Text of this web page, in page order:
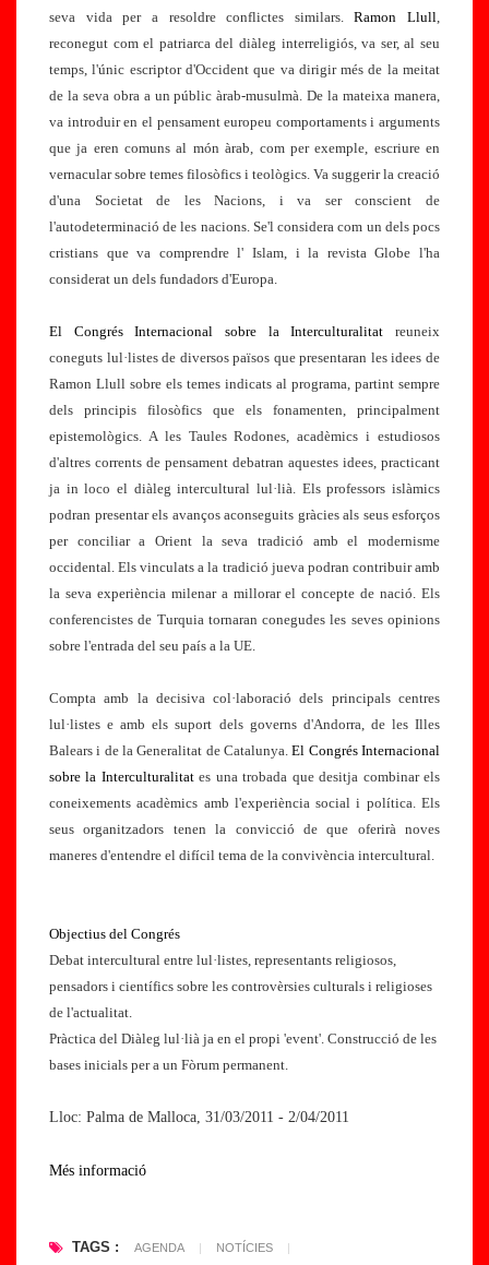
seva vida per a resoldre conflictes similars.Ramon Llull,
reconegut com el patriarca del diàleg interreligiós, va ser, al seu
temps, l'únic escriptor d'Occident que va dirigir més de la meitat
de la seva obra a un públic àrab-musulmà. De la mateixa manera,
va introduir en el pensament europeu comportaments i arguments
que ja eren comuns al món àrab, com per exemple, escriure en
vernacular sobre temes filosòfics i teològics. Va suggerir la creació
d'una Societat de les Nacions, i va ser conscient de
l'autodeterminació de les nacions. Se'l considera com un dels pocs
cristians que va comprendre l' Islam, i la revista Globe l'ha
considerat un dels fundadors d'Europa.
El Congrés Internacional sobre la Interculturalitat reuneix
coneguts lul·listes de diversos països que presentaran les idees de
Ramon Llull sobre els temes indicats al programa, partint sempre
dels principis filosòfics que els fonamenten, principalment
epistemològics. A les Taules Rodones, acadèmics i estudiosos
d'altres corrents de pensament debatran aquestes idees, practicant
ja in loco el diàleg intercultural lul·lià. Els professors islàmics
podran presentar els avanços aconseguits gràcies als seus esforços
per conciliar a Orient la seva tradició amb el modernisme
occidental. Els vinculats a la tradició jueva podran contribuir amb
la seva experiència milenar a millorar el concepte de nació. Els
conferencistes de Turquia tornaran conegudes les seves opinions
sobre l'entrada del seu país a la UE.
Compta amb la decisiva col·laboració dels principals centres
lul·listes e amb els suport dels governs d'Andorra, de les Illes
Balears i de la Generalitat de Catalunya.El Congrés Internacional
sobre la Interculturalitates una trobada que desitja combinar els
coneixements acadèmics amb l'experiència social i política. Els
seus organitzadors tenen la convicció de que oferirà noves
maneres d'entendre el difícil tema de la convivència intercultural.
Objectius del Congrés
Debat intercultural entre lul·listes, representants religiosos,
pensadors i científics sobre les controvèrsies culturals i religioses
de l'actualitat.
Pràctica del Diàleg lul·lià ja en el propi 'event'. Construcció de les
bases inicials per a un Fòrum permanent.
Lloc: Palma de Malloca, 31/03/2011 - 2/04/2011
Més informació
TAGS : AGENDA | NOTÍCIES |
5
j
u
li
o
l
|
o
n
p
o
f
c